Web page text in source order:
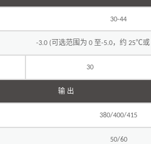
30-44
-3.0 ( 可选范围为 0 至-5.0，约 25℃或
30
输 出
380/400/415
50/60